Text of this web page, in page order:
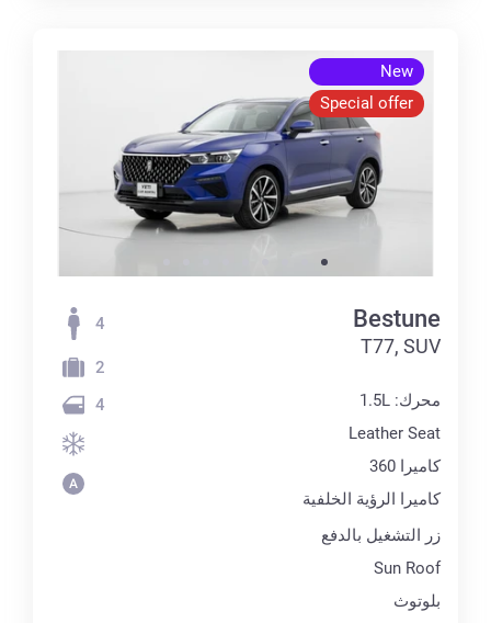
New
Special offer
Bestune
T77, SUV
محرك: 1.5L
Leather Seat
كاميرا 360
كاميرا الرؤية الخلفية
زر التشغيل بالدفع
Sun Roof
بلوتوث
4
2
4